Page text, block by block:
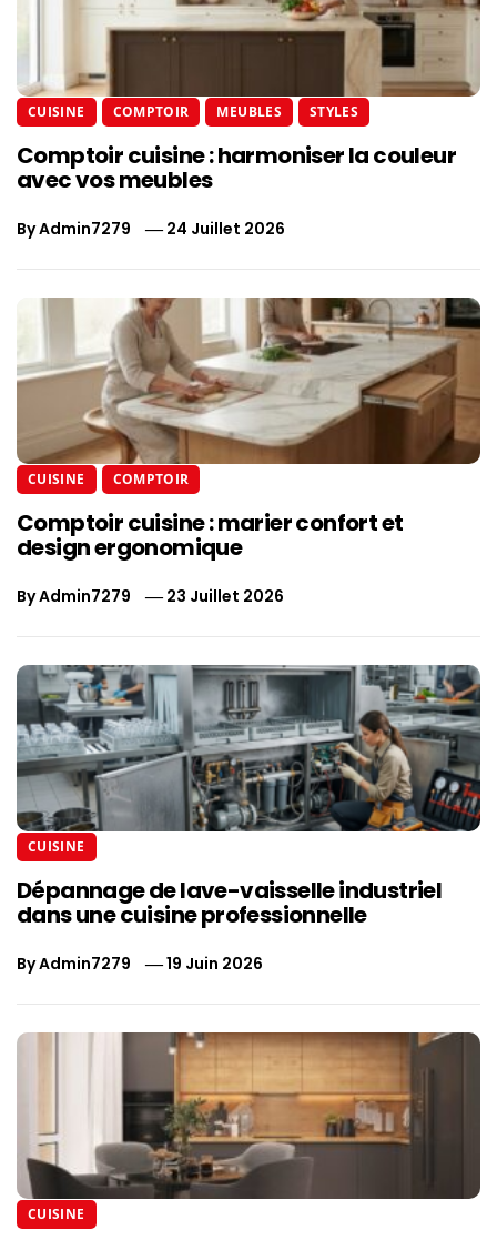
CUISINE COMPTOIR MEUBLES STYLES
Comptoir cuisine : harmoniser la couleur
avec vos meubles
ByAdmin7279 24 Juillet 2026
CUISINE COMPTOIR
Comptoir cuisine : marier confort et
design ergonomique
ByAdmin7279 23 Juillet 2026
CUISINE
Dépannage de lave-vaisselle industriel
dans une cuisine professionnelle
ByAdmin7279 19 Juin 2026
CUISINE